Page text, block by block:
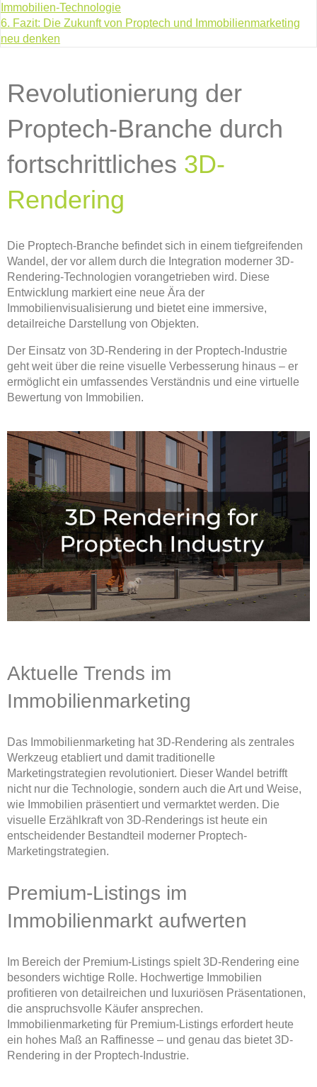
Immobilien-Technologie
6. Fazit: Die Zukunft von Proptech und Immobilienmarketing
neu denken
Revolutionierung der
Proptech-Branche durch
fortschrittliches 3D-
Rendering
Die Proptech-Branche befindet sich in einem tiefgreifenden
Wandel, der vor allem durch die Integration moderner 3D-
Rendering-Technologien vorangetrieben wird. Diese
Entwicklung markiert eine neue Ära der
Immobilienvisualisierung und bietet eine immersive,
detailreiche Darstellung von Objekten.
Der Einsatz von 3D-Rendering in der Proptech-Industrie
geht weit über die reine visuelle Verbesserung hinaus – er
ermöglicht ein umfassendes Verständnis und eine virtuelle
Bewertung von Immobilien.
Aktuelle Trends im
Immobilienmarketing
Das Immobilienmarketing hat 3D-Rendering als zentrales
Werkzeug etabliert und damit traditionelle
Marketingstrategien revolutioniert. Dieser Wandel betrifft
nicht nur die Technologie, sondern auch die Art und Weise,
wie Immobilien präsentiert und vermarktet werden. Die
visuelle Erzählkraft von 3D-Renderings ist heute ein
entscheidender Bestandteil moderner Proptech-
Marketingstrategien.
Premium-Listings im
Immobilienmarkt aufwerten
Im Bereich der Premium-Listings spielt 3D-Rendering eine
besonders wichtige Rolle. Hochwertige Immobilien
profitieren von detailreichen und luxuriösen Präsentationen,
die anspruchsvolle Käufer ansprechen.
Immobilienmarketing für Premium-Listings erfordert heute
ein hohes Maß an Raffinesse – und genau das bietet 3D-
Rendering in der Proptech-Industrie.